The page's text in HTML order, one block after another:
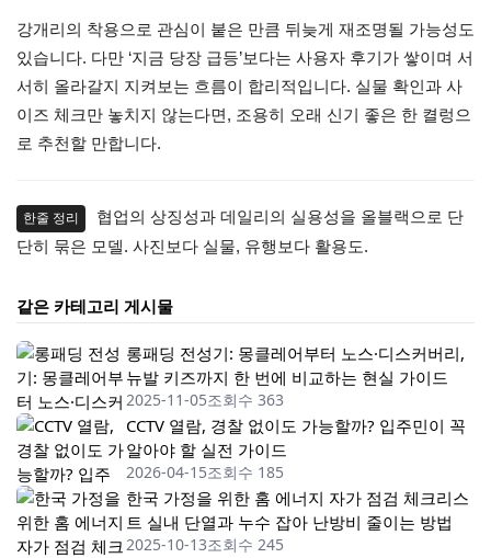
강개리의 착용으로 관심이 붙은 만큼 뒤늦게 재조명될 가능성도
있습니다. 다만 ‘지금 당장 급등’보다는 사용자 후기가 쌓이며 서
서히 올라갈지 지켜보는 흐름이 합리적입니다. 실물 확인과 사
이즈 체크만 놓치지 않는다면, 조용히 오래 신기 좋은 한 켤렁으
로 추천할 만합니다.
한줄 정리
협업의 상징성과 데일리의 실용성을 올블랙으로 단
단히 묶은 모델. 사진보다 실물, 유행보다 활용도.
같은 카테고리 게시물
롱패딩 전성기: 몽클레어부터 노스·디스커버리,
뉴발 키즈까지 한 번에 비교하는 현실 가이드
2025-11-05조회수 363
CCTV 열람, 경찰 없이도 가능할까? 입주민이 꼭
알아야 할 실전 가이드
2026-04-15조회수 185
한국 가정을 위한 홈 에너지 자가 점검 체크리스
트 실내 단열과 누수 잡아 난방비 줄이는 방법
2025-10-13조회수 245